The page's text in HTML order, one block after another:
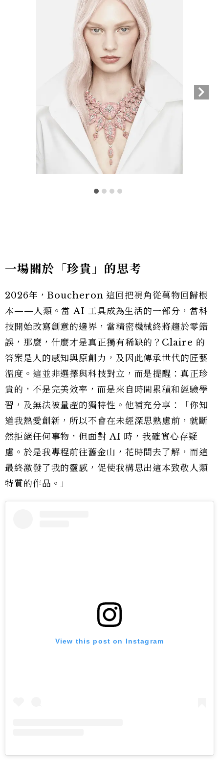
一場關於「珍貴」的思考
2026年，Boucheron 這回把視角從萬物回歸根
本——人類。當 AI 工具成為生活的一部分，當科
技開始改寫創意的邊界，當精密機械終將趨於零錯
誤，那麼，什麼才是真正獨有稀缺的？Claire 的
答案是人的感知與原創力，及因此傳承世代的匠藝
溫度。這並非選擇與科技對立，而是提醒：真正珍
貴的，不是完美效率，而是來自時間累積和經驗學
習，及無法被量產的獨特性。他補充分享：「你知
道我熱愛創新，所以不會在未經深思熟慮前，就斷
然拒絕任何事物，但面對 AI 時，我確實心存疑
慮。於是我專程前往舊金山，花時間去了解，而這
最終激發了我的靈感，促使我構思出這本致敬人類
特質的作品。」
View this post on Instagram